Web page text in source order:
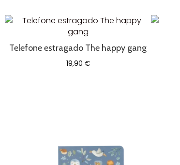
Telefone estragado The happy gang
19,90 €